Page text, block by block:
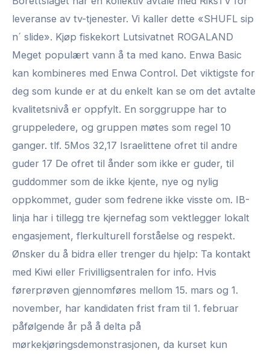
leveranse av tv-tjenester. Vi kaller dette «SHUFL sip
n´ slide». Kjøp fiskekort Lutsivatnet ROGALAND
Meget populært vann å ta med kano. Enwa Basic
kan kombineres med Enwa Control. Det viktigste for
deg som kunde er at du enkelt kan se om det avtalte
kvalitetsnivå er oppfylt. En sorggruppe har to
gruppeledere, og gruppen møtes som regel 10
ganger. tlf. 5Mos 32,17 Israelittene ofret til andre
guder 17 De ofret til ånder som ikke er guder, til
guddommer som de ikke kjente, nye og nylig
oppkommet, guder som fedrene ikke visste om. IB-
linja har i tillegg tre kjernefag som vektlegger lokalt
engasjement, flerkulturell forståelse og respekt.
Ønsker du å bidra eller trenger du hjelp: Ta kontakt
med Kiwi eller Frivilligsentralen for info. Hvis
førerprøven gjennomføres mellom 15. mars og 1.
november, har kandidaten frist fram til 1. februar
påfølgende år på å delta på
mørkekjøringsdemonstrasjonen, da kurset kun